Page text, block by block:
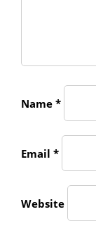
Name *
Email *
Website